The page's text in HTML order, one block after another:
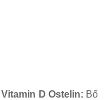
D Ostelin: Bổ